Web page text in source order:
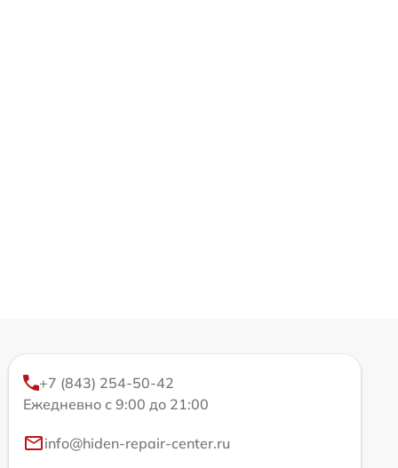
+7 (843) 254-50-42
Ежедневно с 9:00 до 21:00
info@hiden-repair-center.ru